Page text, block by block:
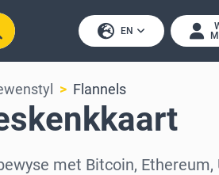
EN
Flannels
met Bitcoin, Ethereum,